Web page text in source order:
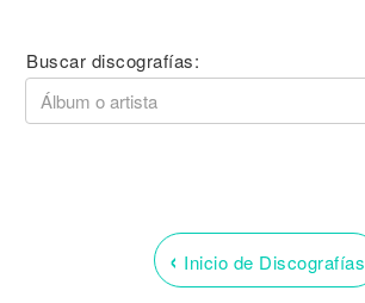
Buscar discografías:
‹ Inicio de Discografías